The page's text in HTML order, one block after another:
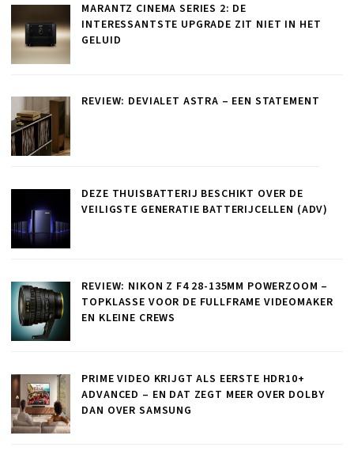
MARANTZ CINEMA SERIES 2: DE
INTERESSANTSTE UPGRADE ZIT NIET IN HET
GELUID
REVIEW: DEVIALET ASTRA – EEN STATEMENT
DEZE THUISBATTERIJ BESCHIKT OVER DE
VEILIGSTE GENERATIE BATTERIJCELLEN (ADV)
REVIEW: NIKON Z F4 28-135MM POWERZOOM –
TOPKLASSE VOOR DE FULLFRAME VIDEOMAKER
EN KLEINE CREWS
PRIME VIDEO KRIJGT ALS EERSTE HDR10+
ADVANCED – EN DAT ZEGT MEER OVER DOLBY
DAN OVER SAMSUNG